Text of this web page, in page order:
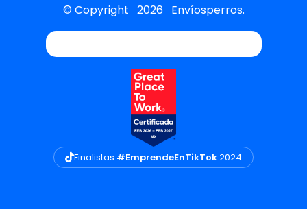
© Copyright 2026 Envíosperros.
Finalistas #EmprendeEnTikTok2024